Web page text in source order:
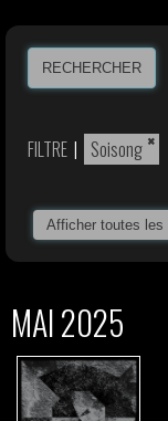
RECHERCHER
FILTRE | ×
Soisong
Afficher toutes les
MAI 2025